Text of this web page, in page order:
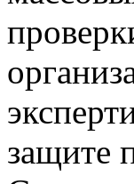
защите